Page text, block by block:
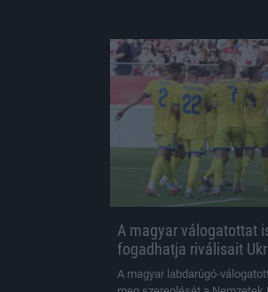
A magyar válogatottat
fogadhatja riválisait
A magyar labdarúgó-